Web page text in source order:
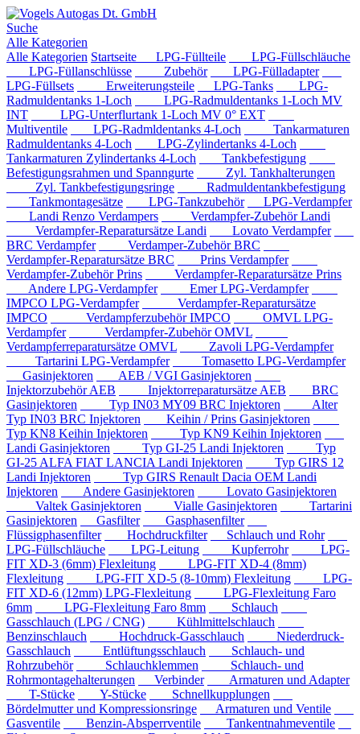
Suche
Alle Kategorien
Alle Kategorien Startseite LPG-Füllteile
LPG-Füllschläuche
LPG-Füllanschlüsse
Zubehör
LPG-Fülladapter
LPG-Füllsets
Erweiterungsteile LPG-Tanks
LPG-
Radmuldentanks 1-Loch
LPG-Radmuldentanks 1-Loch MV
INT
LPG-Unterflurtank 1-Loch MV 0° EXT
Multiventile
LPG-Radmldentanks 4-Loch
Tankarmaturen
Radmuldentanks 4-Loch
LPG-Zylindertanks 4-Loch
Tankarmaturen Zylindertanks 4-Loch
Tankbefestigung
Befestigungsrahmen und Spanngurte
Zyl. Tankhalterungen
Zyl. Tankbefestigungsringe
Radmuldentankbefestigung
Tankmontagesätze
LPG-Tankzubehör
LPG-Verdampfer
Landi Renzo Verdampers
Verdampfer-Zubehör Landi
Verdampfer-Reparatursätze Landi
Lovato Verdampfer
BRC Verdampfer
Verdamper-Zubehör BRC
Verdampfer-Reparatursätze BRC
Prins Verdampfer
Verdampfer-Zubehör Prins
Verdampfer-Reparatursätze Prins
Andere LPG-Verdampfer
Emer LPG-Verdampfer
IMPCO LPG-Verdampfer
Verdampfer-Reparatursätze
IMPCO
Verdampferzubehör IMPCO
OMVL LPG-
Verdampfer
Verdampfer-Zubehör OMVL
Verdampferreparatursätze OMVL
Zavoli LPG-Verdampfer
Tartarini LPG-Verdampfer
Tomasetto LPG-Verdampfer
Gasinjektoren
AEB / VGI Gasinjektoren
Injektorzubehör AEB
Injektorreparatursätze AEB
BRC
Gasinjektoren
Typ IN03 MY09 BRC Injektoren
Alter
Typ IN03 BRC Injektoren
Keihin / Prins Gasinjektoren
Typ KN8 Keihin Injektoren
Typ KN9 Keihin Injektoren
Landi Gasinjektoren
Typ GI-25 Landi Injektoren
Typ
GI-25 ALFA FIAT LANCIA Landi Injektoren
Typ GIRS 12
Landi Injektoren
Typ GIRS Renault Dacia OEM Landi
Injektoren
Andere Gasinjektoren
Lovato Gasinjektoren
Valtek Gasinjektoren
Vialle Gasinjektoren
Tartarini
Gasinjektoren
Gasfilter
Gasphasenfilter
Flüssigphasenfilter
Hochdruckfilter
Schlauch und Rohr
LPG-Füllschläuche
LPG-Leitung Kupferrohr
LPG-
FIT XD-3 (6mm) Flexleitung
LPG-FIT XD-4 (8mm)
Flexleitung
LPG-FIT XD-5 (8-10mm) Flexleitung
LPG-
FIT XD-6 (12mm) LPG-Flexleitung
LPG-Flexleitung Faro
6mm
LPG-Flexleitung Faro 8mm
Schlauch
Gasschlauch (LPG / CNG)
Kühlmittelschlauch
Benzinschlauch
Hochdruck-Gasschlauch
Niederdruck-
Gasschlauch
Entlüftungsschlauch
Schlauch- und
Rohrzubehör
Schlauchklemmen
Schlauch- und
Rohrmontagehalterungen
Verbinder
Armaturen und Adapter
T-Stücke
Y-Stücke
Schnellkupplungen
Bördelmutter und Kompressionsringe
Armaturen und Ventile
Gasventile
Benzin-Absperrventile
Tankentnahmeventile